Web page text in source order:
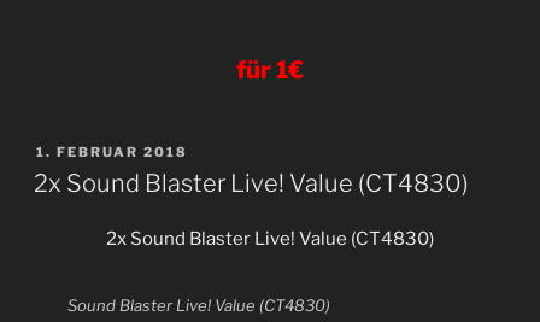
für 1€
VERÖFFENTLICHT
AM
1. FEBRUAR 2018
2x Sound Blaster Live! Value (CT4830)
2x Sound Blaster Live! Value (CT4830)
Sound Blaster Live! Value (CT4830)